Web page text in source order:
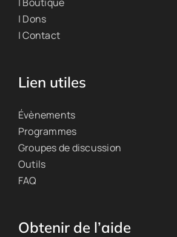
| Dons
| Contact
Lien utiles
Évènements
Programmes
Groupes de discussion
Outils
FAQ
Obtenir de l’aide